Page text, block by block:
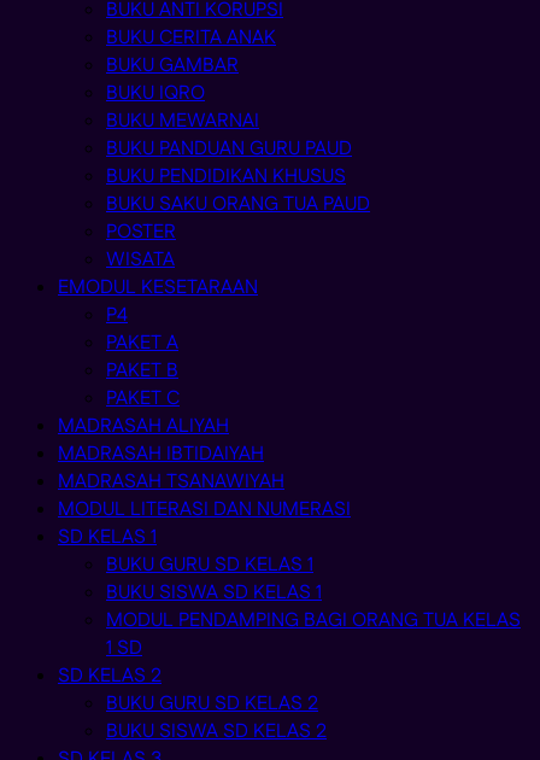
BUKU ANTI KORUPSI
BUKU CERITA ANAK
BUKU GAMBAR
BUKU IQRO
BUKU MEWARNAI
BUKU PANDUAN GURU PAUD
BUKU PENDIDIKAN KHUSUS
BUKU SAKU ORANG TUA PAUD
POSTER
WISATA
EMODUL KESETARAAN
P4
PAKET A
PAKET B
PAKET C
MADRASAH ALIYAH
MADRASAH IBTIDAIYAH
MADRASAH TSANAWIYAH
MODUL LITERASI DAN NUMERASI
SD KELAS 1
BUKU GURU SD KELAS 1
BUKU SISWA SD KELAS 1
MODUL PENDAMPING BAGI ORANG TUA KELAS
1 SD
SD KELAS 2
BUKU GURU SD KELAS 2
BUKU SISWA SD KELAS 2